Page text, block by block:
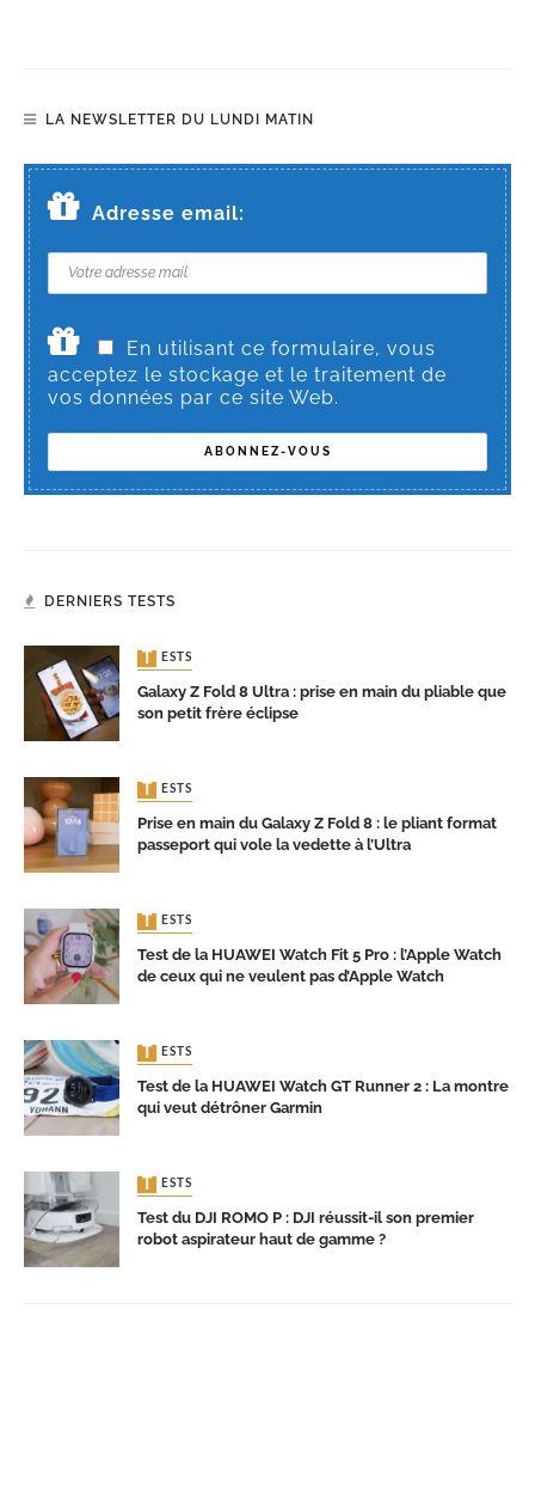
LA NEWSLETTER DU LUNDI MATIN
Adresse email:
En utilisant ce formulaire, vous
acceptez le stockage et le traitement de
vos données par ce site Web.
DERNIERS TESTS
TESTS
Galaxy Z Fold 8 Ultra : prise en main du pliable que
son petit frère éclipse
TESTS
Prise en main du Galaxy Z Fold 8 : le pliant format
passeport qui vole la vedette à l’Ultra
TESTS
Test de la HUAWEI Watch Fit 5 Pro : l’Apple Watch
de ceux qui ne veulent pas d’Apple Watch
TESTS
Test de la HUAWEI Watch GT Runner 2 : La montre
qui veut détrôner Garmin
TESTS
Test du DJI ROMO P : DJI réussit-il son premier
robot aspirateur haut de gamme ?